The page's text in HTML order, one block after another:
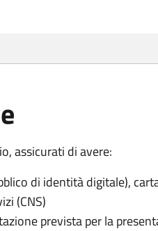
assicurati di avere:
di identità digitale),
(CNS)
prevista per la